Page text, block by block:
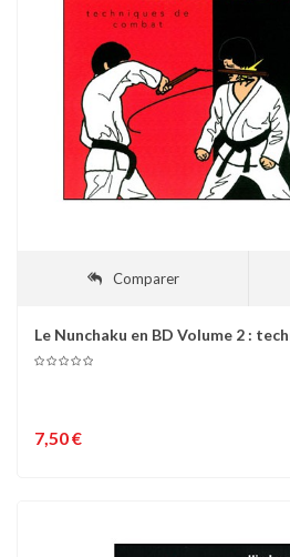
Comparer
Le Nunchaku en BD Volume 2 :
7,50 €